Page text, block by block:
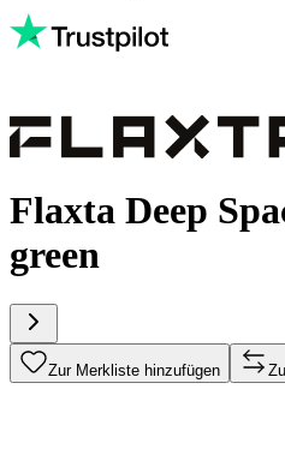
Flaxta Deep
green
Zur Merkliste hinzufügen